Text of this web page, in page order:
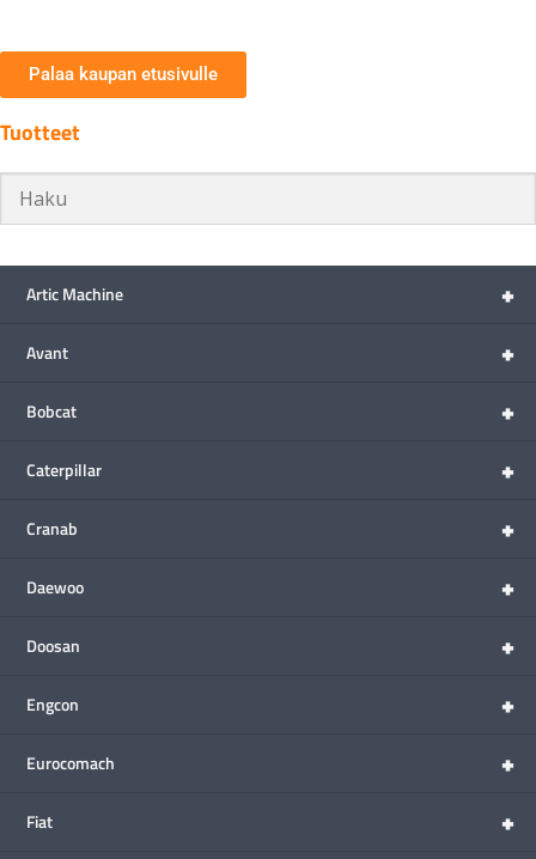
Palaa kaupan etusivulle
Tuotteet
+
Artic Machine
+
Avant
+
Bobcat
+
Caterpillar
+
Cranab
+
Daewoo
+
Doosan
+
Engcon
+
Eurocomach
+
Fiat